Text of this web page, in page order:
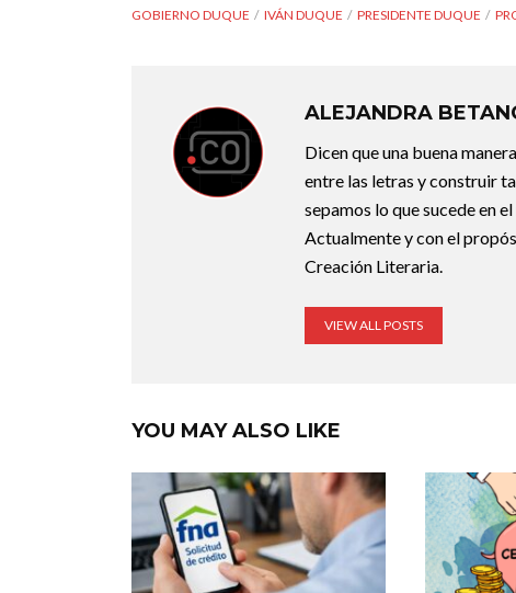
GOBIERNO DUQUE IVÁN DUQUE PRESIDENTE DUQUE
ALEJANDRA
Dicen que una buena
entre las letras y construir
sepamos lo que sucede en
Actualmente y con el
Creación Literaria.
VIEW ALL POSTS
YOU MAY ALSO LIKE